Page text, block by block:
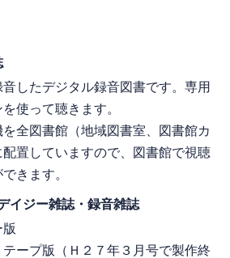
したデジタル録音図書です。専用
使って聴きます。
全図書館（地域図書室、図書館カ
置していますので、図書館で視聴
きます。
イジー雑誌・録音雑誌
ープ版（Ｈ２７年３月号で製作終